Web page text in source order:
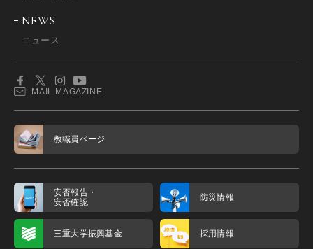
NEWS
ニュース
MAIL MAGAZINE
教職員ページ
安否報告・
安否確認
防災情報
三重大学振興基金 採用情報